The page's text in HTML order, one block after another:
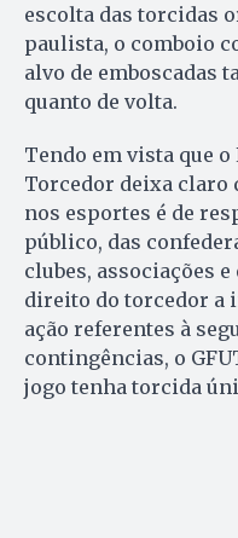
escolta das torcidas
paulista, o comboio
alvo de emboscadas
quanto de volta.
Tendo em vista que o
Torcedor deixa claro
nos esportes é de
público, das
clubes, associações
direito do torcedor a
ação referentes à
contingências, o
jogo tenha torcida